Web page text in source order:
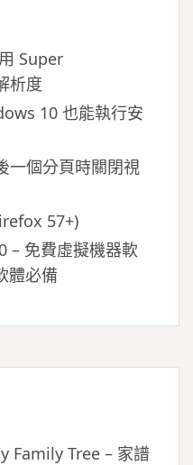
Super
析度
10 也能執行安
一個分頁時關閉視
57+)
– 免費虛擬機器軟
體必備
Family Tree – 家譜